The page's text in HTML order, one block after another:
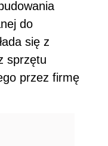
do
się z
sprzętu
przez firmę